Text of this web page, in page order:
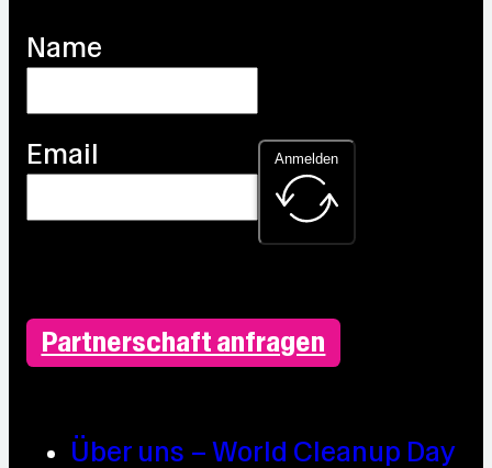
Partnerschaft anfragen
Über uns – World Cleanup Day
Name
Email Anmelden